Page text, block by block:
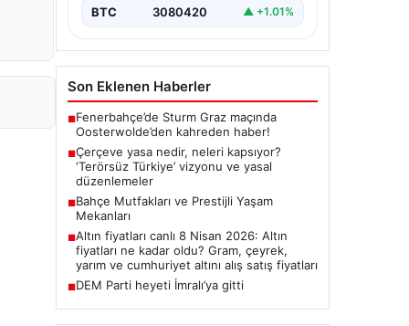
BTC 3080420 ▲ +1.01%
Son Eklenen Haberler
■Fenerbahçe’de Sturm Graz maçında
Oosterwolde’den kahreden haber!
■Çerçeve yasa nedir, neleri kapsıyor?
‘Terörsüz Türkiye’ vizyonu ve yasal
düzenlemeler
■Bahçe Mutfakları ve Prestijli Yaşam
Mekanları
■Altın fiyatları canlı 8 Nisan 2026: Altın
fiyatları ne kadar oldu? Gram, çeyrek,
yarım ve cumhuriyet altını alış satış fiyatları
■DEM Parti heyeti İmralı’ya gitti